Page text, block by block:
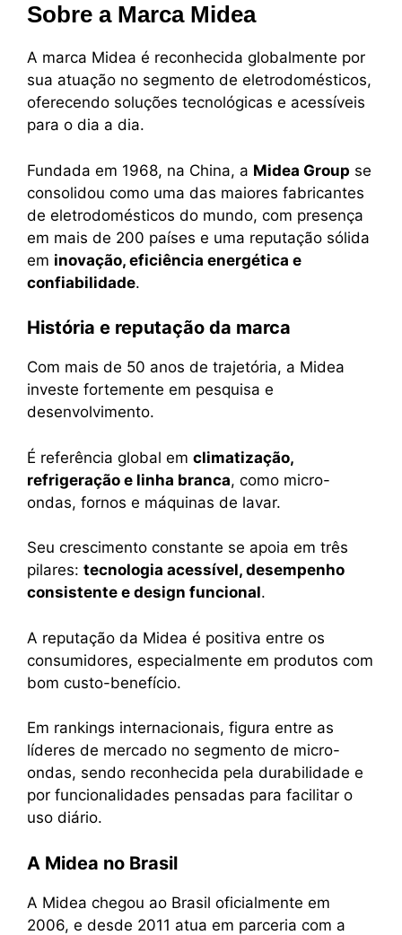
Sobre a Marca Midea
A marca Midea é reconhecida globalmente por
sua atuação no segmento de eletrodomésticos,
oferecendo soluções tecnológicas e acessíveis
para o dia a dia.
Fundada em 1968, na China, a Midea Group se
consolidou como uma das maiores fabricantes
de eletrodomésticos do mundo, com presença
em mais de 200 países e uma reputação sólida
em inovação, eficiência energética e
confiabilidade.
História e reputação da marca
Com mais de 50 anos de trajetória, a Midea
investe fortemente em pesquisa e
desenvolvimento.
É referência global em climatização,
refrigeração e linha branca, como micro-
ondas, fornos e máquinas de lavar.
Seu crescimento constante se apoia em três
pilares: tecnologia acessível, desempenho
consistente e design funcional.
A reputação da Midea é positiva entre os
consumidores, especialmente em produtos com
bom custo-benefício.
Em rankings internacionais, figura entre as
líderes de mercado no segmento de micro-
ondas, sendo reconhecida pela durabilidade e
por funcionalidades pensadas para facilitar o
uso diário.
A Midea no Brasil
A Midea chegou ao Brasil oficialmente em
2006, e desde 2011 atua em parceria com a